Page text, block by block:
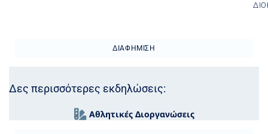
ΔΙΑΦΉΜΙΣΗ
Δες περισσότερες εκδηλώσεις:
Αθλητικές Διοργανώσεις